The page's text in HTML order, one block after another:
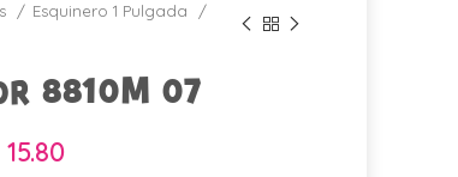
Esquinero 1 Pulgada
8810M 07
15.80